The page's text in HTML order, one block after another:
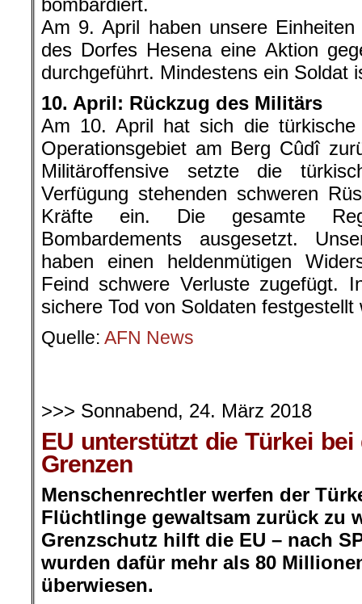
bombardiert.
Am 9. April haben unsere
des Dorfes Hesena eine Aktion
durchgeführt. Mindestens ein Soldat
10. April: Rückzug des Militärs
Am 10. April hat sich die türkische
Operationsgebiet am Berg Cûdî
Militäroffensive setzte die
Verfügung stehenden schweren
Kräfte ein. Die gesamte
Bombardements ausgesetzt.
haben einen heldenmütigen
Feind schwere Verluste zugefügt.
sichere Tod von Soldaten festgestellt
Quelle: AFN News
>>> Sonnabend, 24. März 2018
EU unterstützt die Türkei
Grenzen
Menschenrechtler werfen der
Flüchtlinge gewaltsam zurück zu
Grenzschutz hilft die EU – nach
wurden dafür mehr als 80
überwiesen.